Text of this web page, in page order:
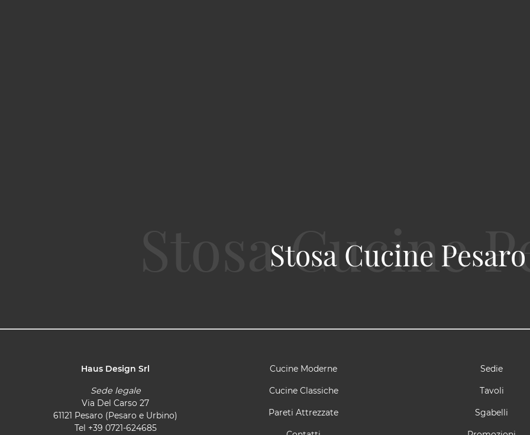
Stosa Cucine Pesaro
Haus Design Srl
Sede legale
Via Del Carso 27
61121 Pesaro (Pesaro e Urbino)
Tel +39 0721-624685
Cucine Moderne
Cucine Classiche
Pareti Attrezzate
Sedie
Tavoli
Sgabelli